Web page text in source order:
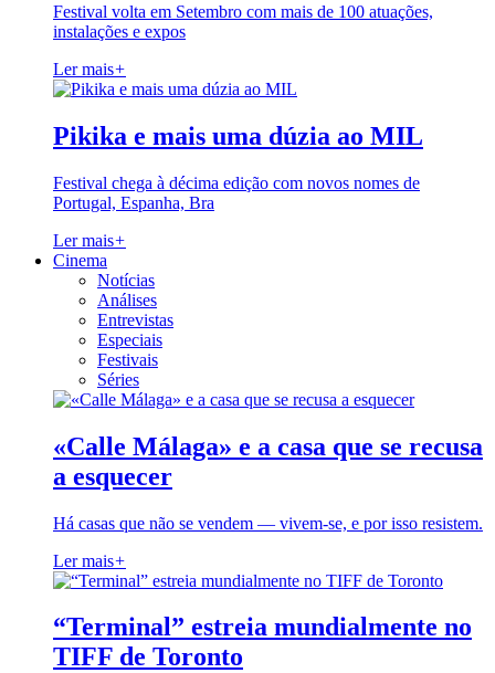
Festival volta em Setembro com mais de 100 atuações,
instalações e expos
Ler mais+
Pikika e mais uma dúzia ao MIL
Festival chega à décima edição com novos nomes de
Portugal, Espanha, Bra
Ler mais+
Cinema
Notícias
Análises
Entrevistas
Especiais
Festivais
Séries
«Calle Málaga» e a casa que se recusa
a esquecer
Há casas que não se vendem — vivem-se, e por isso resistem.
Ler mais+
“Terminal” estreia mundialmente no
TIFF de Toronto